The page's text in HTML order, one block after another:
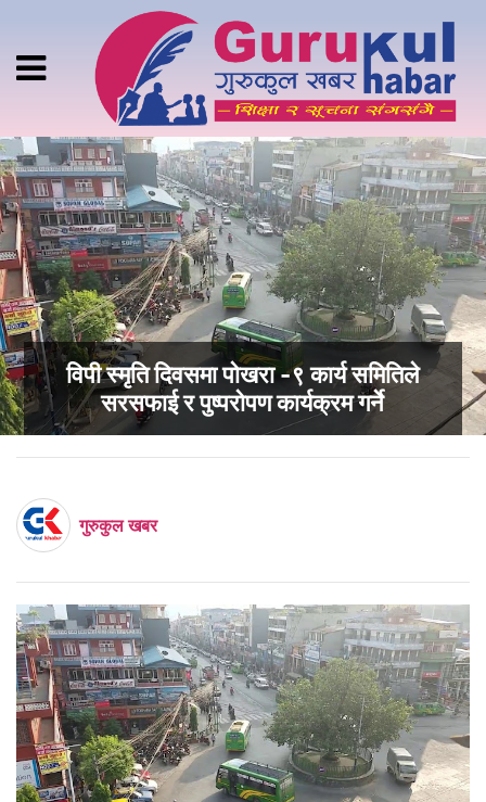
विपी स्मृति दिवसमा पोखरा -९ कार्य समितिले
सरसफाई र पुष्परोपण कार्यक्रम गर्ने
गुरुकुल खबर